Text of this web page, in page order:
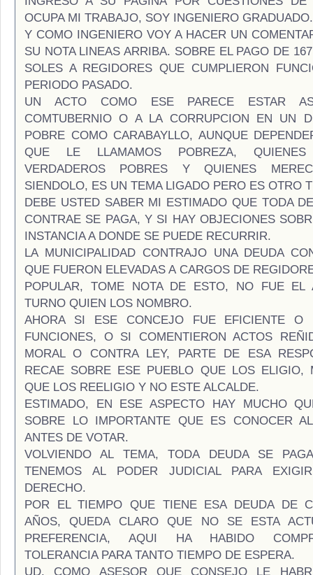
OCUPA MI TRABAJO, SOY INGENIERO GRADUADO.
Y COMO INGENIERO VOY A HACER UN
SU NOTA LINEAS ARRIBA. SOBRE EL PAGO DE
SOLES A REGIDORES QUE CUMPLIERON
PERIODO PASADO.
UN ACTO COMO ESE PARECE ESTAR
COMTUBERNIO O A LA CORRUPCION EN UN
POBRE COMO CARABAYLLO, AUNQUE
QUE LE LLAMAMOS POBREZA,
VERDADEROS POBRES Y QUIENES
SIENDOLO, ES UN TEMA LIGADO PERO ES OTRO
DEBE USTED SABER MI ESTIMADO QUE TODA
CONTRAE SE PAGA, Y SI HAY OBJECIONES
INSTANCIA A DONDE SE PUEDE RECURRIR.
LA MUNICIPALIDAD CONTRAJO UNA DEUDA
QUE FUERON ELEVADAS A CARGOS DE
POPULAR, TOME NOTA DE ESTO, NO FUE EL
TURNO QUIEN LOS NOMBRO.
AHORA SI ESE CONCEJO FUE EFICIENTE
FUNCIONES, O SI COMENTIERON ACTOS
MORAL O CONTRA LEY, PARTE DE ESA
RECAE SOBRE ESE PUEBLO QUE LOS ELIGIO,
QUE LOS REELIGIO Y NO ESTE ALCALDE.
ESTIMADO, EN ESE ASPECTO HAY MUCHO
SOBRE LO IMPORTANTE QUE ES CONOCER
ANTES DE VOTAR.
VOLVIENDO AL TEMA, TODA DEUDA SE
TENEMOS AL PODER JUDICIAL PARA
DERECHO.
POR EL TIEMPO QUE TIENE ESA DEUDA DE
AÑOS, QUEDA CLARO QUE NO SE ESTA
PREFERENCIA, AQUI HA HABIDO
TOLERANCIA PARA TANTO TIEMPO DE ESPERA.
UD. COMO ASESOR QUE CONSEJO LE